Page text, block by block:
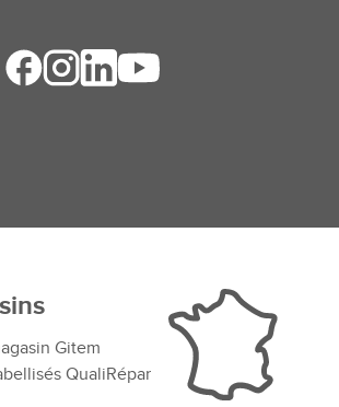
Gitem
QualiRépar